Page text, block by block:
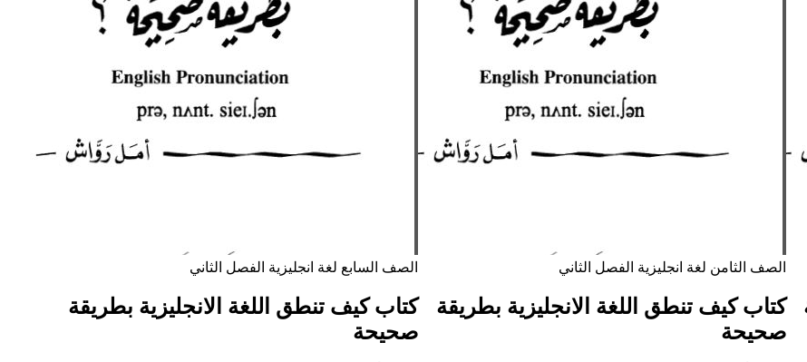
الصف الثامن لغة انجليزية الفصل الثاني
كتاب كيف تنطق اللغة الانجليزية بطريقة
صحيحة
الصف السابع لغة انجليزية الفصل الثاني
كتاب كيف تنطق اللغة الانجليزية بطريقة
صحيحة